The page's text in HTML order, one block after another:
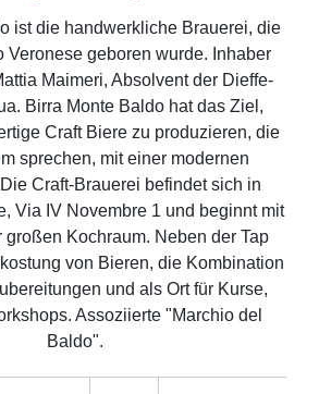
ist die handwerkliche Brauerei, die
Veronese geboren wurde. Inhaber
Maimeri, Absolvent der Dieffe-
Birra Monte Baldo hat das Ziel,
Craft Biere zu produzieren, die
sprechen, mit einer modernen
Craft-Brauerei befindet sich in
Via IV Novembre 1 und beginnt mit
großen Kochraum. Neben der Tap
von Bieren, die Kombination
und als Ort für Kurse,
Assoziierte "Marchio del
Baldo".